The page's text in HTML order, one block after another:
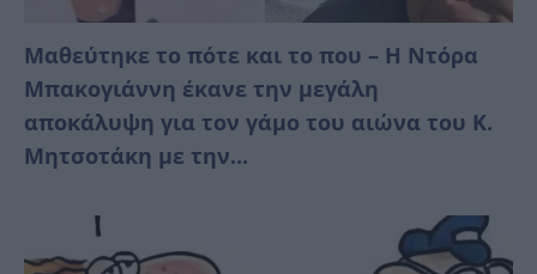
Μαθεύτηκε το πότε και το που – Η Ντόρα
Μπακογιάννη έκανε την μεγάλη
αποκάλυψη για τον γάμο του αιώνα του Κ.
Μητσοτάκη με την...